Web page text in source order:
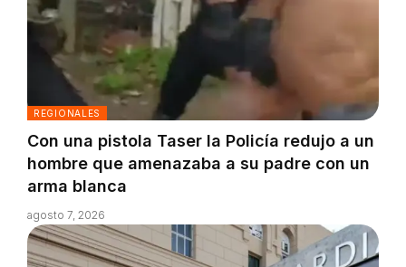
REGIONALES
Con una pistola Taser la Policía redujo a un
hombre que amenazaba a su padre con un
arma blanca
agosto 7, 2026